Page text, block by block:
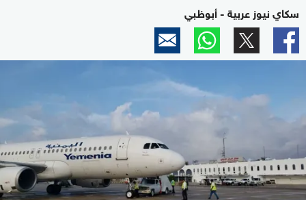
سكاي نيوز عربية - أبوظبي